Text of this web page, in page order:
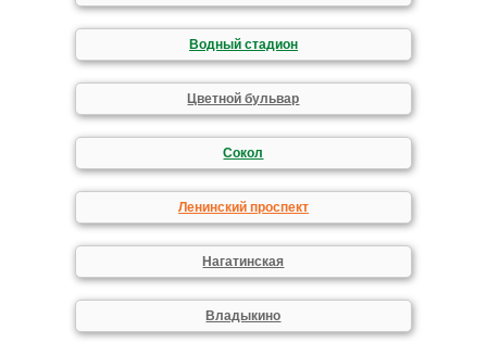
Водный стадион
Цветной бульвар
Сокол
Ленинский проспект
Нагатинская
Владыкино